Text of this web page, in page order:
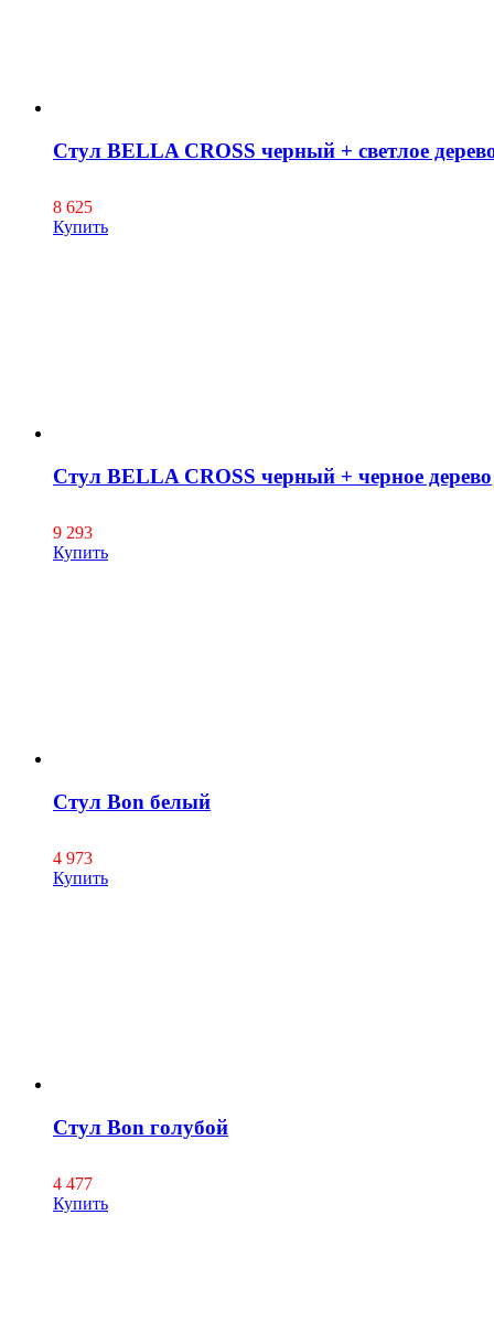
Стул BELLA CROSS черный + светлое
8 625
Купить
Стул BELLA CROSS черный + черное дерево
9 293
Купить
Стул Bon белый
4 973
Купить
Стул Bon голубой
4 477
Купить